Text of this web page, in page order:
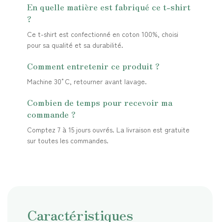
En quelle matière est fabriqué ce t-shirt
?
Ce t-shirt est confectionné en coton 100%, choisi
pour sa qualité et sa durabilité.
Comment entretenir ce produit ?
Machine 30°C, retourner avant lavage.
Combien de temps pour recevoir ma
commande ?
Comptez 7 à 15 jours ouvrés. La livraison est gratuite
sur toutes les commandes.
Caractéristiques